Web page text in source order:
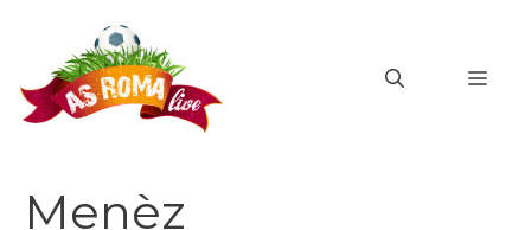
contenuto
Menèz